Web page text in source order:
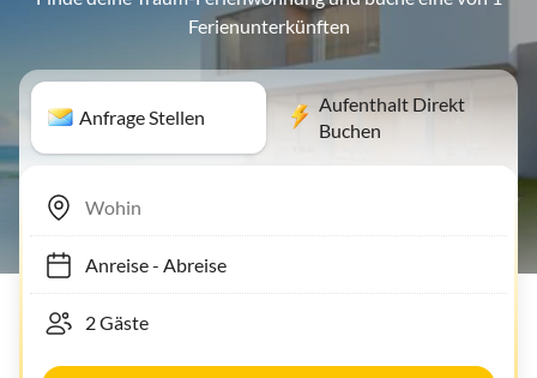
Ferienunterkünften
Anfrage Stellen
Aufenthalt Direkt
Buchen
Anreise- Abreise